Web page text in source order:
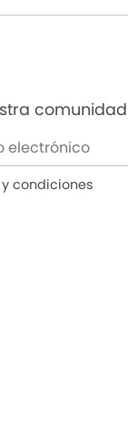
comunidad
condiciones